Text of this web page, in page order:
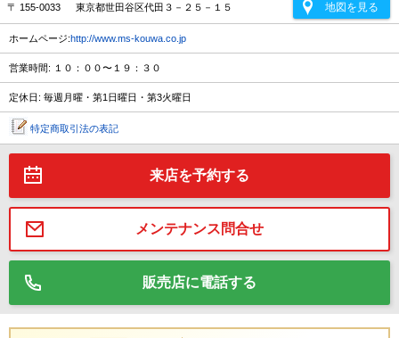
〒 155-0033 東京都世田谷区代田３－２５－１５ 地図を見る
ホームページ:http://www.ms-kouwa.co.jp
営業時間: １０：００〜１９：３０
定休日: 毎週月曜・第1日曜日・第3火曜日
特定商取引法の表記
来店を予約する
メンテナンス問合せ
販売店に電話する